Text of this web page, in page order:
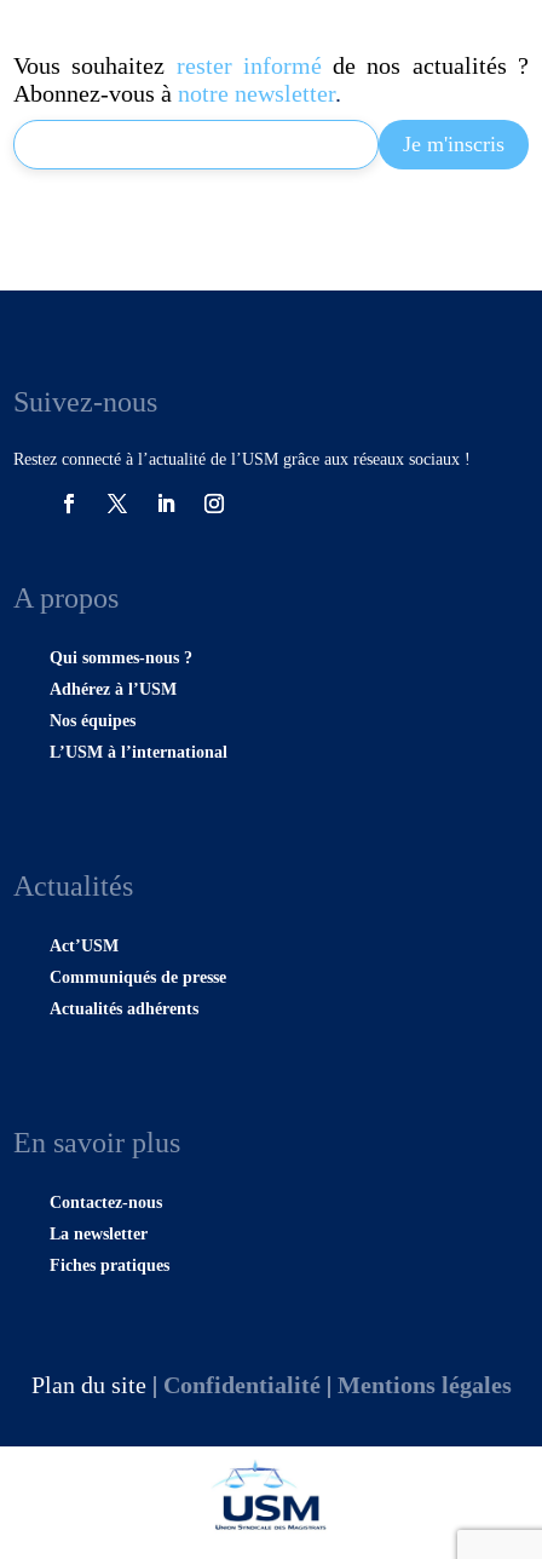
Vous souhaitez rester informéde nos actualités ?
Abonnez-vous ànotre newsletter.
Suivez-nous
Restez connecté à l’actualité de l’USM grâce aux réseaux sociaux !
A propos
Qui sommes-nous ?
Adhérez à l’USM
Nos équipes
L’USM à l’international
Actualités
Act’USM
Communiqués de presse
Actualités adhérents
En savoir plus
Contactez-nous
La newsletter
Fiches pratiques
Plan du site | Confidentialité| Mentions légales